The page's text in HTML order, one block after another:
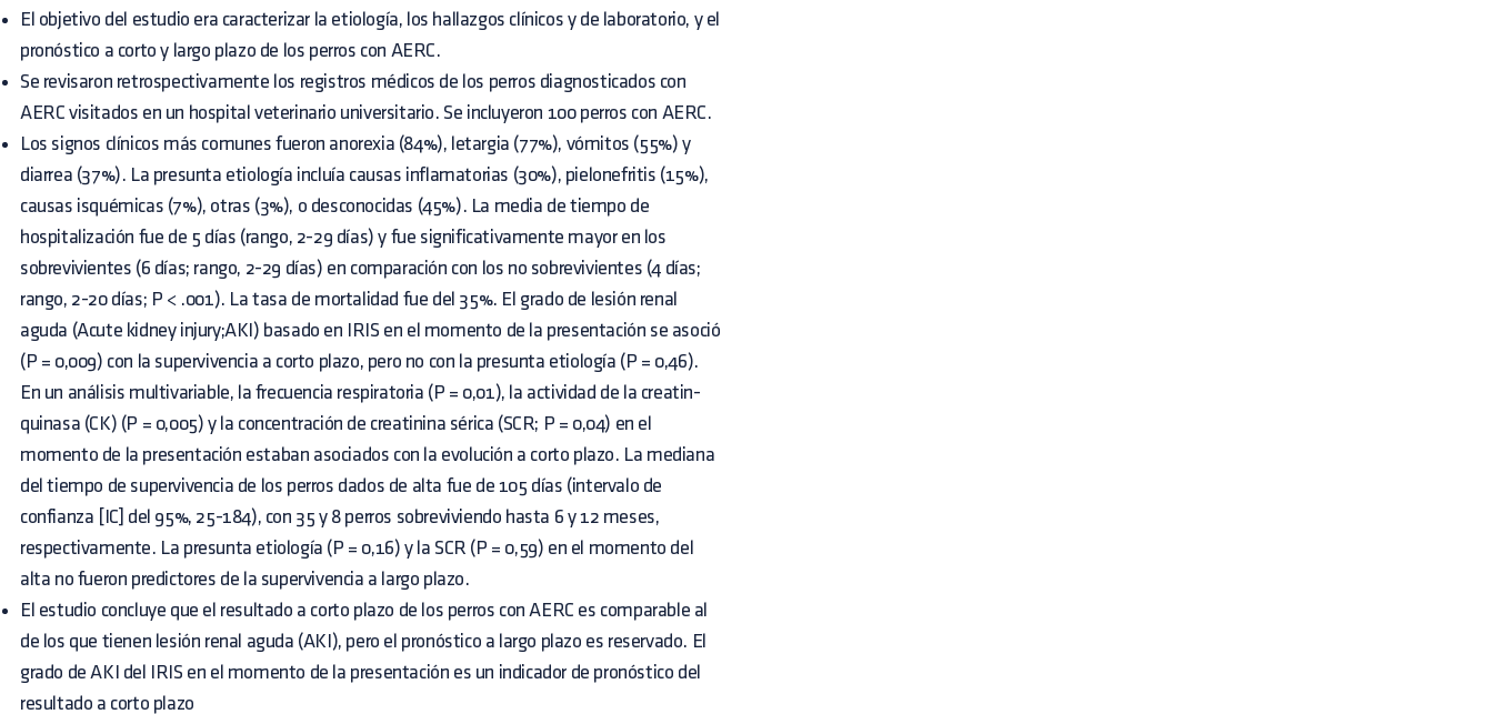
El objetivo del estudio era caracterizar la etiología, los hallazgos clínicos y de laboratorio, y el
pronóstico a corto y largo plazo de los perros con AERC.
Se revisaron retrospectivamente los registros médicos de los perros diagnosticados con
AERC visitados en un hospital veterinario universitario. Se incluyeron 100 perros con AERC.
Los signos clínicos más comunes fueron anorexia (84%), letargia (77%), vómitos (55%) y
diarrea (37%). La presunta etiología incluía causas inflamatorias (30%), pielonefritis (15%),
causas isquémicas (7%), otras (3%), o desconocidas (45%). La media de tiempo de
hospitalización fue de 5 días (rango, 2-29 días) y fue significativamente mayor en los
sobrevivientes (6 días; rango, 2-29 días) en comparación con los no sobrevivientes (4 días;
rango, 2-20 días; P < .001). La tasa de mortalidad fue del 35%. El grado de lesión renal
aguda (Acute kidney injury;AKI) basado en IRIS en el momento de la presentación se asoció
(P = 0,009) con la supervivencia a corto plazo, pero no con la presunta etiología (P = 0,46).
En un análisis multivariable, la frecuencia respiratoria (P = 0,01), la actividad de la creatin-
quinasa (CK) (P = 0,005) y la concentración de creatinina sérica (SCR; P = 0,04) en el
momento de la presentación estaban asociados con la evolución a corto plazo. La mediana
del tiempo de supervivencia de los perros dados de alta fue de 105 días (intervalo de
confianza [IC] del 95%, 25-184), con 35 y 8 perros sobreviviendo hasta 6 y 12 meses,
respectivamente. La presunta etiología (P = 0,16) y la SCR (P = 0,59) en el momento del
alta no fueron predictores de la supervivencia a largo plazo.
El estudio concluye que el resultado a corto plazo de los perros con AERC es comparable al
de los que tienen lesión renal aguda (AKI), pero el pronóstico a largo plazo es reservado. El
grado de AKI del IRIS en el momento de la presentación es un indicador de pronóstico del
resultado a corto plazo